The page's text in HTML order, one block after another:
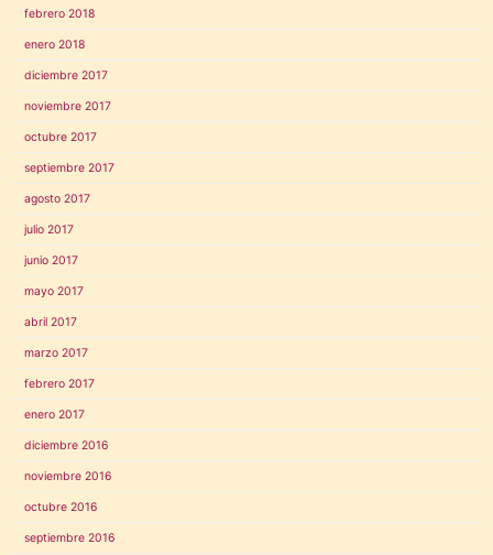
febrero 2018
enero 2018
diciembre 2017
noviembre 2017
octubre 2017
septiembre 2017
agosto 2017
julio 2017
junio 2017
mayo 2017
abril 2017
marzo 2017
febrero 2017
enero 2017
diciembre 2016
noviembre 2016
octubre 2016
septiembre 2016